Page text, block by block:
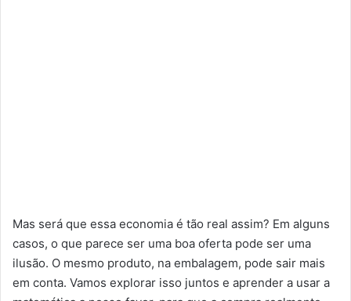
Mas será que essa economia é tão real assim? Em alguns
casos, o que parece ser uma boa oferta pode ser uma
ilusão. O mesmo produto, na embalagem, pode sair mais
em conta. Vamos explorar isso juntos e aprender a usar a